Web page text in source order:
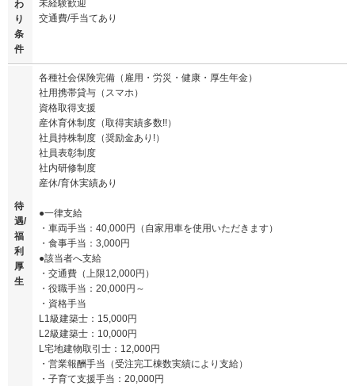
わ
り
条
件
未経験歓迎
交通費/手当てあり
待
遇/
福
利
厚
生
各種社会保険完備（雇用・労災・健康・厚生年金）
社用携帯貸与（スマホ）
資格取得支援
産休育休制度（取得実績多数!!）
社員持株制度（奨励金あり!）
社員表彰制度
社内研修制度
産休/育休実績あり
●一律支給
・車両手当：40,000円（自家用車を使用いただきます）
・食事手当：3,000円
●該当者へ支給
・交通費（上限12,000円）
・役職手当：20,000円～
・資格手当
L1級建築士：15,000円
L2級建築士：10,000円
L宅地建物取引士：12,000円
・営業報酬手当（受注完工棟数実績により支給）
・子育て支援手当：20,000円